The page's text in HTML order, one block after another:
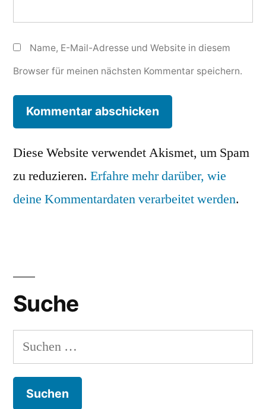
Name, E-Mail-Adresse und Website in diesem
Browser für meinen nächsten Kommentar speichern.
Diese Website verwendet Akismet, um Spam
zu reduzieren. Erfahre mehr darüber, wie
deine Kommentardaten verarbeitet werden.
Suche
Suchen
nach: